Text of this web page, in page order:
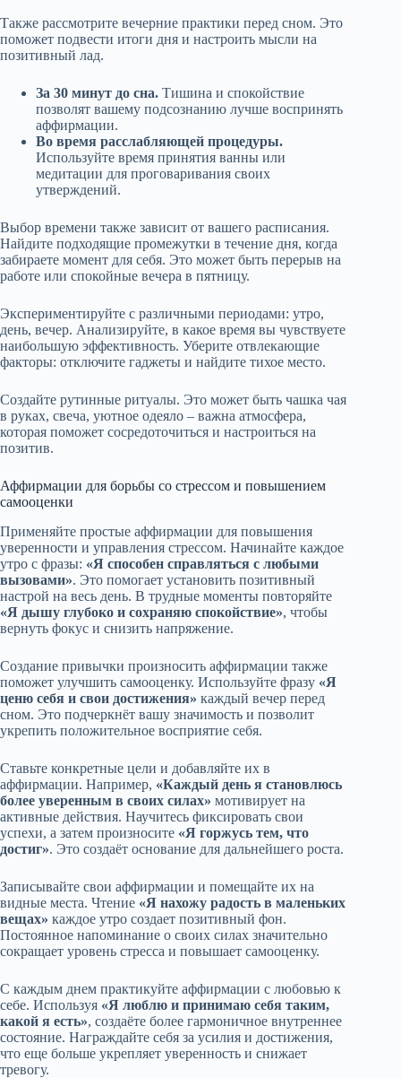
Также рассмотрите вечерние практики перед сном. Это
поможет подвести итоги дня и настроить мысли на
позитивный лад.
За 30 минут до сна. Тишина и спокойствие
позволят вашему подсознанию лучше воспринять
аффирмации.
Во время расслабляющей процедуры.
Используйте время принятия ванны или
медитации для проговаривания своих
утверждений.
Выбор времени также зависит от вашего расписания.
Найдите подходящие промежутки в течение дня, когда
забираете момент для себя. Это может быть перерыв на
работе или спокойные вечера в пятницу.
Экспериментируйте с различными периодами: утро,
день, вечер. Анализируйте, в какое время вы чувствуете
наибольшую эффективность. Уберите отвлекающие
факторы: отключите гаджеты и найдите тихое место.
Создайте рутинные ритуалы. Это может быть чашка чая
в руках, свеча, уютное одеяло – важна атмосфера,
которая поможет сосредоточиться и настроиться на
позитив.
Аффирмации для борьбы со стрессом и повышением
самооценки
Применяйте простые аффирмации для повышения
уверенности и управления стрессом. Начинайте каждое
утро с фразы: «Я способен справляться с любыми
вызовами». Это помогает установить позитивный
настрой на весь день. В трудные моменты повторяйте
«Я дышу глубоко и сохраняю спокойствие», чтобы
вернуть фокус и снизить напряжение.
Создание привычки произносить аффирмации также
поможет улучшить самооценку. Используйте фразу «Я
ценю себя и свои достижения» каждый вечер перед
сном. Это подчеркнёт вашу значимость и позволит
укрепить положительное восприятие себя.
Ставьте конкретные цели и добавляйте их в
аффирмации. Например, «Каждый день я становлюсь
более уверенным в своих силах» мотивирует на
активные действия. Научитесь фиксировать свои
успехи, а затем произносите «Я горжусь тем, что
достиг». Это создаёт основание для дальнейшего роста.
Записывайте свои аффирмации и помещайте их на
видные места. Чтение «Я нахожу радость в маленьких
вещах» каждое утро создает позитивный фон.
Постоянное напоминание о своих силах значительно
сокращает уровень стресса и повышает самооценку.
С каждым днем практикуйте аффирмации с любовью к
себе. Используя «Я люблю и принимаю себя таким,
какой я есть», создаёте более гармоничное внутреннее
состояние. Награждайте себя за усилия и достижения,
что еще больше укрепляет уверенность и снижает
тревогу.